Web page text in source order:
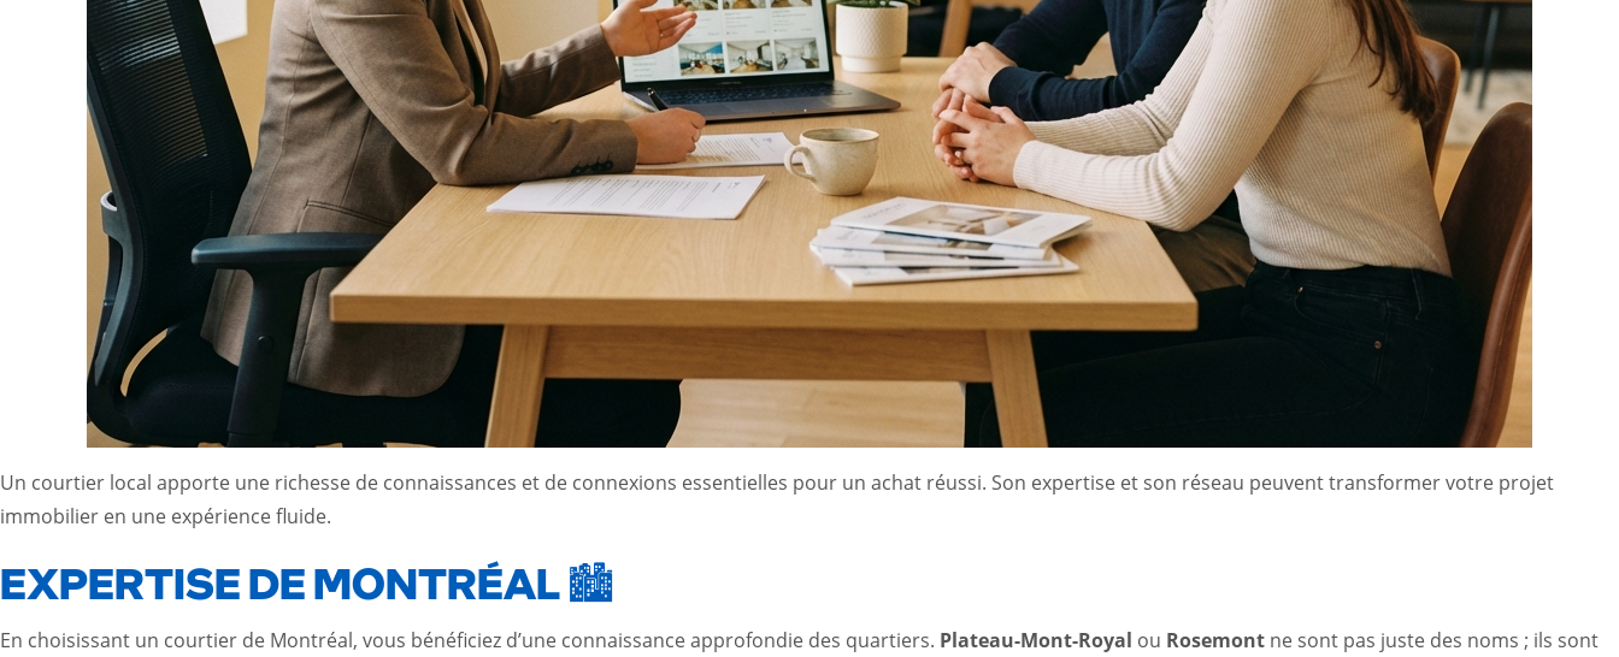
Un courtier local apporte une richesse de connaissances et de connexions essentielles pour un achat réussi. Son expertise et son réseau peuvent transformer votre projet
immobilier en une expérience fluide.
EXPERTISE DE MONTRÉAL 🏙️
En choisissant un courtier de Montréal, vous bénéficiez d’une connaissance approfondie des quartiers. Plateau-Mont-Royal ou Rosemont ne sont pas juste des noms ; ils sont